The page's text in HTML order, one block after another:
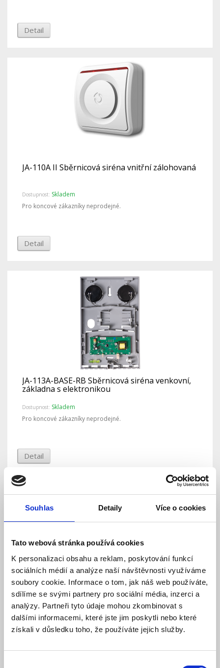
Souhlas Detaily Více o cookies
Tato webová stránka používá cookies
K personalizaci obsahu a reklam, poskytování funkcí
sociálních médií a analýze naší návštěvnosti využíváme
soubory cookie. Informace o tom, jak náš web používáte,
sdílíme se svými partnery pro sociální média, inzerci a
analýzy. Partneři tyto údaje mohou zkombinovat s
dalšími informacemi, které jste jim poskytli nebo které
získali v důsledku toho, že používáte jejich služby.
Detail
JA-110A II Sběrnicová siréna vnitřní zálohovaná
Dostupnost: Skladem
Pro koncové zákazníky neprodejné.
Detail
JA-113A-BASE-RB Sběrnicová siréna venkovní,
základna s elektronikou
Dostupnost: Skladem
Pro koncové zákazníky neprodejné.
Detail
JA-1X2A-C-WH Bílý kryt sirény JA-113A, JA-111A,
JA-151A a JA-163A - transparentní světlovod
Dostupnost:Skladem
905 Kč
963 Kč